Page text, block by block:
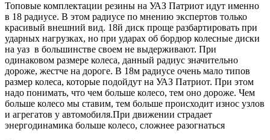
Топовые комплектации резины на УАЗ Патриот идут именно
в 18 радиусе. В этом радиусе по мнению экспертов только
красивый внешний вид. 18й диск проще разбартировать при
ударных нагрузках, но при ударах об бордюр колесные диски
на уаз в большинстве своем не выдерживают. При
одинаковом размере колеса, данный радиус значительно
дороже, жестче на дороге. В 18м радиусе очень мало типов
размер колеса, которые подойдут на УАЗ Патриот. При этом
надо понимать, что чем больше колесо, тем оно дороже. Чем
больше колесо мы ставим, тем больше происходит износ узлов
и агрегатов у автомобиля.При движении страдает
энергодинамика больше колесо, сложнее разогнаться